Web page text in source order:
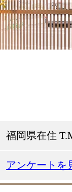
福岡県在住
アンケートを